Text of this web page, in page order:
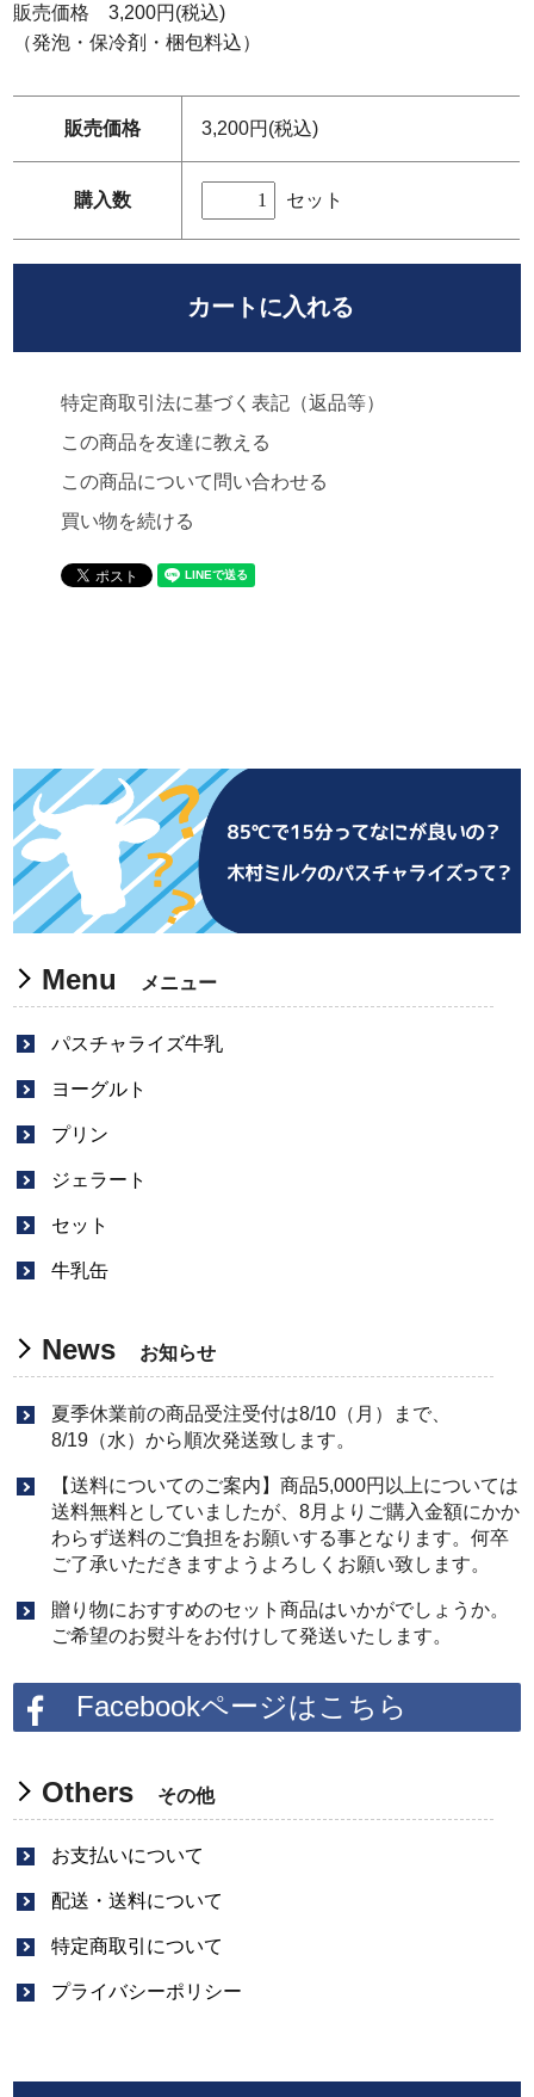
販売価格 3,200円(税込)
（発泡・保冷剤・梱包料込）
販売価格 3,200円(税込)
購入数 セット
特定商取引法に基づく表記（返品等）
この商品を友達に教える
この商品について問い合わせる
買い物を続ける
Menu メニュー
パスチャライズ牛乳
ヨーグルト
プリン
ジェラート
セット
牛乳缶
News お知らせ
夏季休業前の商品受注受付は8/10（月）まで、
8/19（水）から順次発送致します。
【送料についてのご案内】商品5,000円以上については
送料無料としていましたが、8月よりご購入金額にかか
わらず送料のご負担をお願いする事となります。何卒
ご了承いただきますようよろしくお願い致します。
贈り物におすすめのセット商品はいかがでしょうか。
ご希望のお熨斗をお付けして発送いたします。
Facebookページはこちら
Others その他
お支払いについて
配送・送料について
特定商取引について
プライバシーポリシー